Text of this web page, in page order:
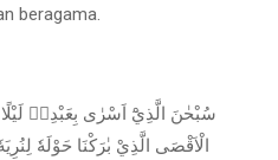
beragama.
سُبْحٰنَ الَّذِيْٓ اَسْرٰى بِعَبْدِهٖ
الْاَقْصَى الَّذِيْ بٰرَكْنَا حَوْلَهٗ